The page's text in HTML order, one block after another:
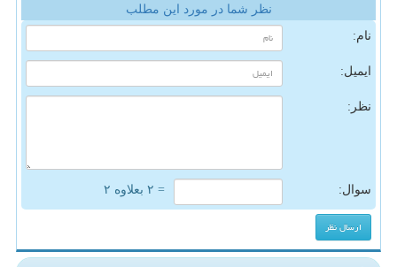
نظر شما در مورد این مطلب
نام:
ایمیل:
نظر:
سوال: = ۲ بعلاوه ۲